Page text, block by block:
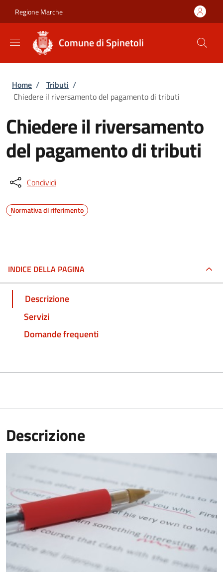
Regione Marche
Comune di Spinetoli
Briciole di pane
Home / Tributi /
Chiedere il riversamento del pagamento di tributi
Chiedere il riversamento
del pagamento di tributi
Condividi
Normativa di riferimento
INDICE DELLA PAGINA
Descrizione
Servizi
Domande frequenti
Descrizione